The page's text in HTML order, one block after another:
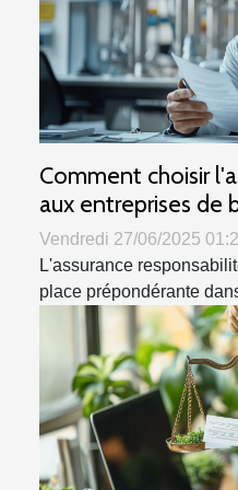
Comment choisir
aux entreprises de
Vendredi 27/06/2025
L'assurance
place prépondérante